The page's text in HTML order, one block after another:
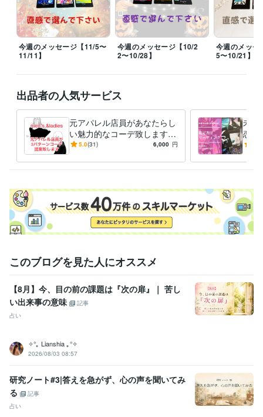
ご相談者様のお気持ちを第一に寄り添い、そして
今のお悩みはもちろん、今後の明るい未来に
向けて一緒に考えていきたいと思っております＾＾
【未来はご自身の力で変えていく事が可能です】
受賞歴
★数秘33の平和主義な宇宙人★ ★直感は鋭いのにおっとり派★ ★自
分も相手も幸せがモットー★ プラチナランク受賞
得意分野
占い 〜bonobonoカードリーディング〜
〜恋愛のお悩み〜カードか
悩み相談・カウンセリング
〜性のお悩み〜本当はとても大切なこ
と 〜恋愛のお悩み〜どうしたら上手くいく？ 〜うつのお悩み〜実体
験から伝えられること 〜人間関係〜家族、友達、恋人、同僚、上
司 〜家庭内の問題〜結婚、離婚、再婚のお悩み
〜介護のお悩み〜避
けては通れない道
今週のメッセージ【11/5〜
11/11】
今週のメッセージ【10/2
2〜10/28】
今週のメッセ
5〜10/21】
出品者の人気サービス
元アパレル店員があなたらし
い魅力的なコーデ致します
ワンパターンから抜け出し
か？
5.0(31) 6,000 円
未来
恋愛
のお
このブログを見た人にオススメ
【8月】今、目の前の課題は『次の扉』｜ 苦し
い出来事の意味
記事
占い
✧°｡ Lianshia ｡°✧
2026/08/03 08:57
研究ノート#3|答えを急がず、心の声を聞いてみ
る
記事
占い